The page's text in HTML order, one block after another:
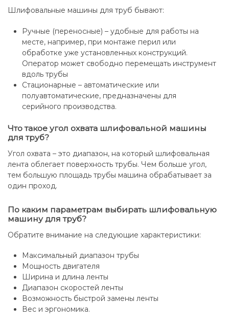
Шлифовальные машины для труб бывают:
Ручные (переносные) – удобные для работы на
месте, например, при монтаже перил или
обработке уже установленных конструкций.
Оператор может свободно перемещать инструмент
вдоль трубы
Стационарные – автоматические или
полуавтоматические, предназначены для
серийного производства.
Что такое угол охвата шлифовальной машины
для труб?
Угол охвата – это диапазон, на который шлифовальная
лента облегает поверхность трубы. Чем больше угол,
тем большую площадь трубы машина обрабатывает за
один проход.
По каким параметрам выбирать шлифовальную
машину для труб?
Обратите внимание на следующие характеристики:
Максимальный диапазон трубы
Мощность двигателя
Ширина и длина ленты
Диапазон скоростей ленты
Возможность быстрой замены ленты
Вес и эргономика.